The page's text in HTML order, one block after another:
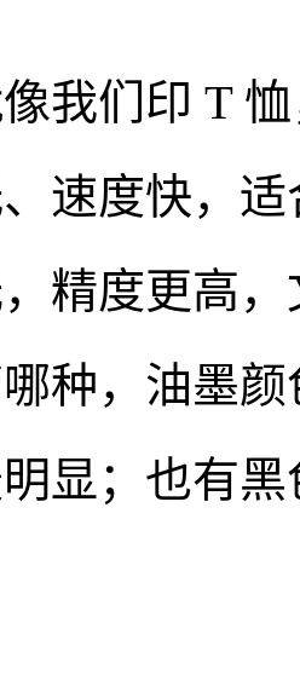
我们印 T
、速度快，
精度更高
种，油墨
显；也有